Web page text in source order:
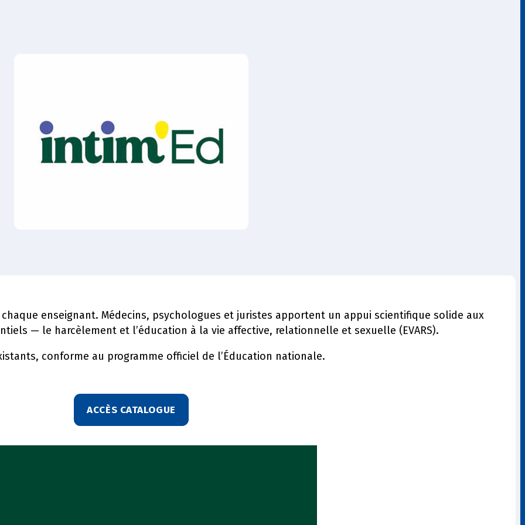
chaque enseignant. Médecins, psychologues et juristes apportent un appui scientifique solide aux
— le harcèlement et l’éducation à la vie affective, relationnelle et sexuelle (EVARS).
conforme au programme officiel de l’Éducation nationale.
ACCÈS CATALOGUE